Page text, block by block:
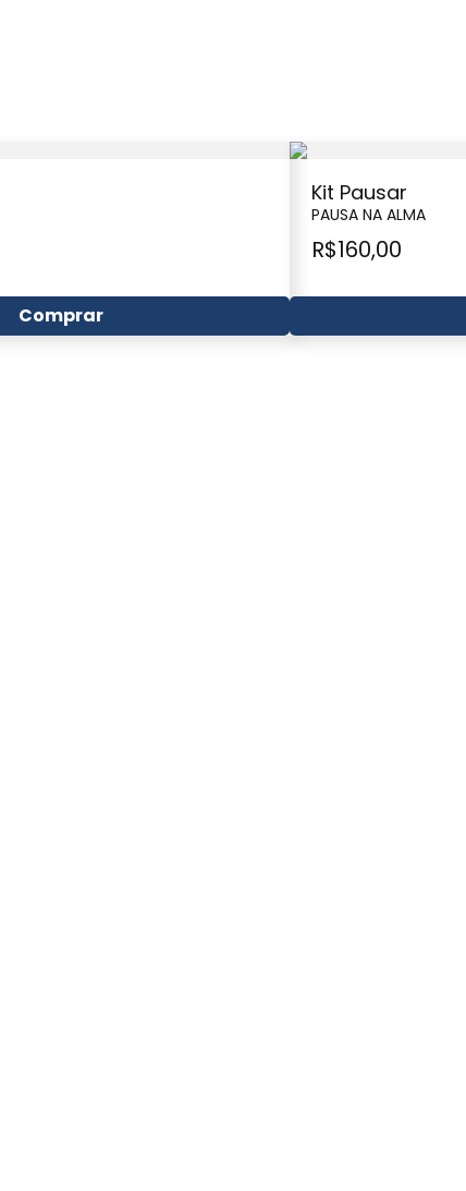
Comprar
Kit Pausar
PAUSA NA ALMA
R$160,00